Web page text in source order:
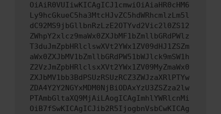
OiAiR0VUIiwKICAgICJ1cmwiOiAiaHR0cHM6
Ly9hcGkueC5ha3MtcHJvZC5hdWRhcmlzLm5l
dC92MS9jbGllbnRzLzE2OTYvd2Vic2l0ZS12
ZWhpY2xlcz9maWx0ZXJbMF1bZmllbGRdPWlz
T3duJmZpbHRlclswXVt2YWx1ZV09dHJ1ZSZm
aWx0ZXJbMV1bZmllbGRdPW51bWJlck9mSW1h
Z2VzJmZpbHRlclsxXVt2YWx1ZV09MyZmaWx0
ZXJbMV1bb3BdPSUzRSUzRCZ3ZWJzaXRlPTYw
ZDA4Y2Y2NGYxMDM0NjBiODAxYzU3ZSZza2lw
PTAmbGltaXQ9MjAiLAogICAgImhlYWRlcnMi
OiB7fSwKICAgICJib2R5IjogbnVsbCwKICAg